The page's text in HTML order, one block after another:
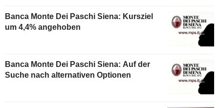
Banca Monte Dei Paschi Siena: Kursziel
um 4,4% angehoben
Banca Monte Dei Paschi Siena: Auf der
Suche nach alternativen Optionen